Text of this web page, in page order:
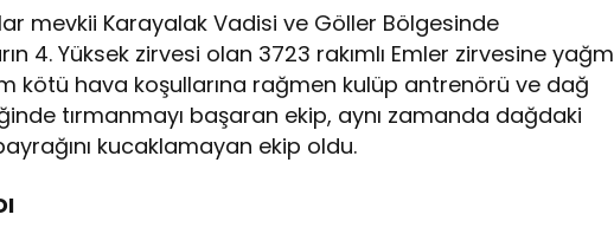
mevkii Karayalak Vadisi ve Göller Bölgesinde
4. Yüksek zirvesi olan 3723 rakımlı Emler zirvesine
kötü hava koşullarına rağmen kulüp antrenörü ve dağ
tırmanmayı başaran ekip, aynı zamanda dağdaki
kucaklamayan ekip oldu.